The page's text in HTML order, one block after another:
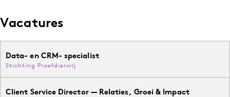
Vacatures
Data- en CRM- specialist
Stichting Proefdiervrij
Client Service Director — Relaties, Groei & Impact